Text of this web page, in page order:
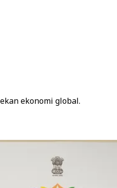
ekonomi global.